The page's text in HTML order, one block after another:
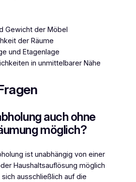
Gewicht der Möbel
der Räume
und Etagenlage
in unmittelbarer Nähe
auch ohne
möglich?
ist unabhängig von einer
Haushaltsauflösung möglich
ausschließlich auf die